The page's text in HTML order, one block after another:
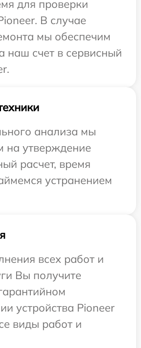
для проверки
В случае
мы обеспечим
наш счет в сервисный
анализа мы
на утверждение
расчет, время
устранением
всех работ и
Вы получите
устройства Pioneer
виды работ и